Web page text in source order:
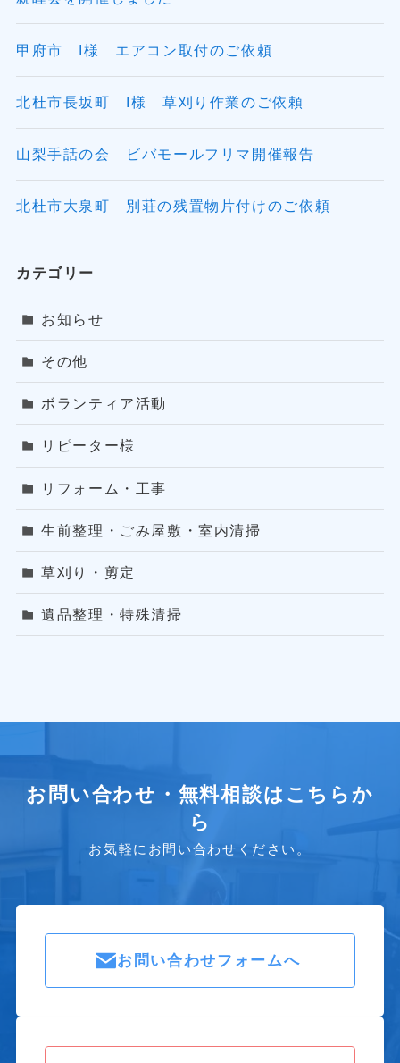
甲府市 I様 エアコン取付のご依頼
北杜市長坂町 I様 草刈り作業のご依頼
山梨手話の会 ビバモールフリマ開催報告
北杜市大泉町 別荘の残置物片付けのご依頼
カテゴリー
お知らせ
その他
ボランティア活動
リピーター様
リフォーム・工事
生前整理・ごみ屋敷・室内清掃
草刈り・剪定
遺品整理・特殊清掃
お問い合わせ・無料相談はこちらか
ら
お気軽にお問い合わせください。
お問い合わせフォームへ